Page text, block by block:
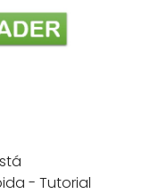
- Tutorial